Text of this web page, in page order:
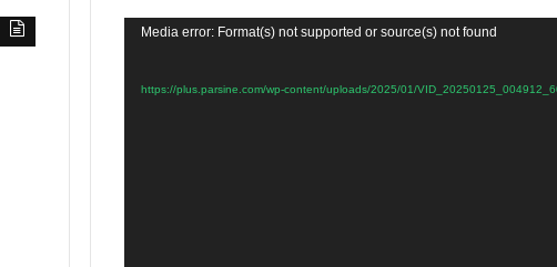
Media error: Format(s) not supported or source(s) not found